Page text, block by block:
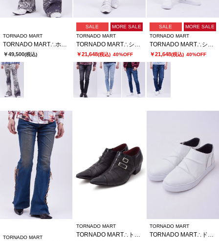
TORNADO MART
TORNADO MART∴ホワイトジャガーベルボトム
￥49,500(税込)
SALE
MORE SALE
TORNADO MART
TORNADO MART∴シャープリンクルスキニーデニム
￥21,648(税込) 40%OFF
SALE
MORE SALE
TORNADO MART
TORNADO MART∴シャープリンクルテーパードデニム
￥21,648(税込) 40%OFF
TORNADO MART
TORNADO MART
TORNADO MART∴トリニティポインテッドシューズ
TORNADO MART
TORNADO MART∴ドレープスリッポンシューズ